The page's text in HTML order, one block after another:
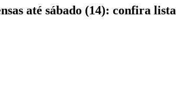
até sábado (14): confira lista